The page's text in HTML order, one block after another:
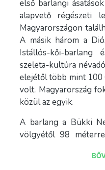
első barlangi
alapvető régészeti
Magyarországon
A másik három a
Istállós-kői-barlang
szeleta-kultúra
elejétől több mint
volt. Magyarország
közül az egyik.
A barlang a Bükki
völgyétől 98
tengerszint feletti